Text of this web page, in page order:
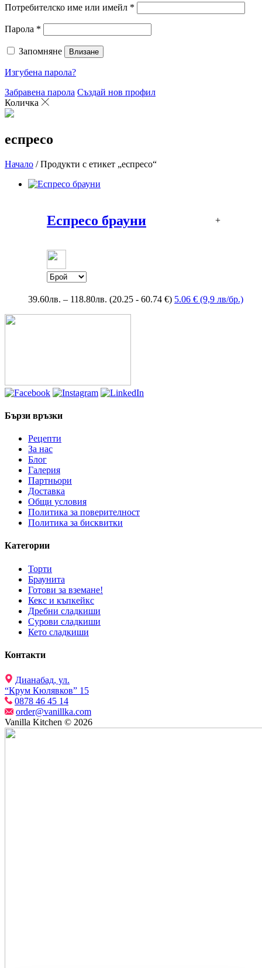
Потребителско име или имейл *
Парола *
Запомняне Влизане
Изгубена парола?
Забравена парола Създай нов профил
Количка
еспресо
Начало / Продукти с етикет „еспресо“
Еспресо брауни +
39.60лв. – 118.80лв. Price
(20.25 - 60.74 €) 5.06 € (9,9 лв/бр.)
Бързи връзки
Рецепти
За нас
Блог
Галерия
Партньори
Доставка
Общи условия
Политика за поверителност
Политика за бисквитки
Категории
Торти
Браунита
Готови за вземане!
Кекс и къпкейкс
Дребни сладкиши
Сурови сладкиши
Кето сладкиши
Контакти
Дианабад, ул.
“Крум Кюлявков” 15
0878 46 45 14
order@vanillka.com
Vanilla Kitchen © 2026